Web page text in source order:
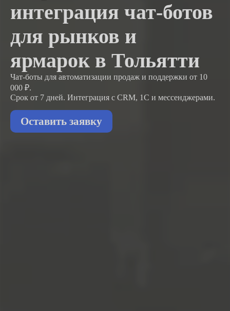
интеграция чат-ботов
для рынков и
ярмарок в Тольятти
Чат-боты для автоматизации продаж и поддержки от 10
000 ₽.
Срок от 7 дней. Интеграция с CRM, 1С и мессенджерами.
Оставить заявку